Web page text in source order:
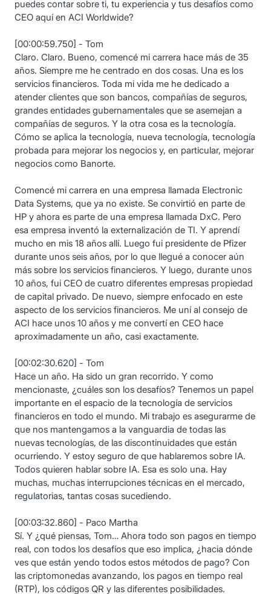
puedes contar sobre ti, tu experiencia y tus desafíos como
CEO aquí en ACI Worldwide?
[00:00:59.750] - Tom
Claro. Claro. Bueno, comencé mi carrera hace más de 35
años. Siempre me he centrado en dos cosas. Una es los
servicios financieros. Toda mi vida me he dedicado a
atender clientes que son bancos, compañías de seguros,
grandes entidades gubernamentales que se asemejan a
compañías de seguros. Y la otra cosa es la tecnología.
Cómo se aplica la tecnología, nueva tecnología, tecnología
probada para mejorar los negocios y, en particular, mejorar
negocios como Banorte.
Comencé mi carrera en una empresa llamada Electronic
Data Systems, que ya no existe. Se convirtió en parte de
HP y ahora es parte de una empresa llamada DxC. Pero
esa empresa inventó la externalización de TI. Y aprendí
mucho en mis 18 años allí. Luego fui presidente de Pfizer
durante unos seis años, por lo que llegué a conocer aún
más sobre los servicios financieros. Y luego, durante unos
10 años, fui CEO de cuatro diferentes empresas propiedad
de capital privado. De nuevo, siempre enfocado en este
aspecto de los servicios financieros. Me uní al consejo de
ACI hace unos 10 años y me convertí en CEO hace
aproximadamente un año, casi exactamente.
[00:02:30.620] - Tom
Hace un año. Ha sido un gran recorrido. Y como
mencionaste, ¿cuáles son los desafíos? Tenemos un papel
importante en el espacio de la tecnología de servicios
financieros en todo el mundo. Mi trabajo es asegurarme de
que nos mantengamos a la vanguardia de todas las
nuevas tecnologías, de las discontinuidades que están
ocurriendo. Y estoy seguro de que hablaremos sobre IA.
Todos quieren hablar sobre IA. Esa es solo una. Hay
muchas, muchas interrupciones técnicas en el mercado,
regulatorias, tantas cosas sucediendo.
[00:03:32.860] - Paco Martha
Sí. Y ¿qué piensas, Tom… Ahora todo son pagos en tiempo
real, con todos los desafíos que eso implica, ¿hacia dónde
ves que están yendo todos estos métodos de pago? Con
las criptomonedas avanzando, los pagos en tiempo real
(RTP), los códigos QR y las diferentes posibilidades.